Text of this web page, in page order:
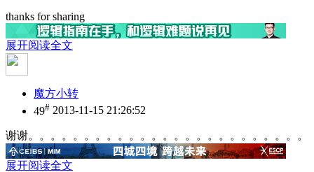
thanks for sharing
展开阅读全文
魔方小转
49# 2013-11-15 21:26:52
谢谢。。。。。。。。。。。。。。。。。。。。。。。。。
展开阅读全文